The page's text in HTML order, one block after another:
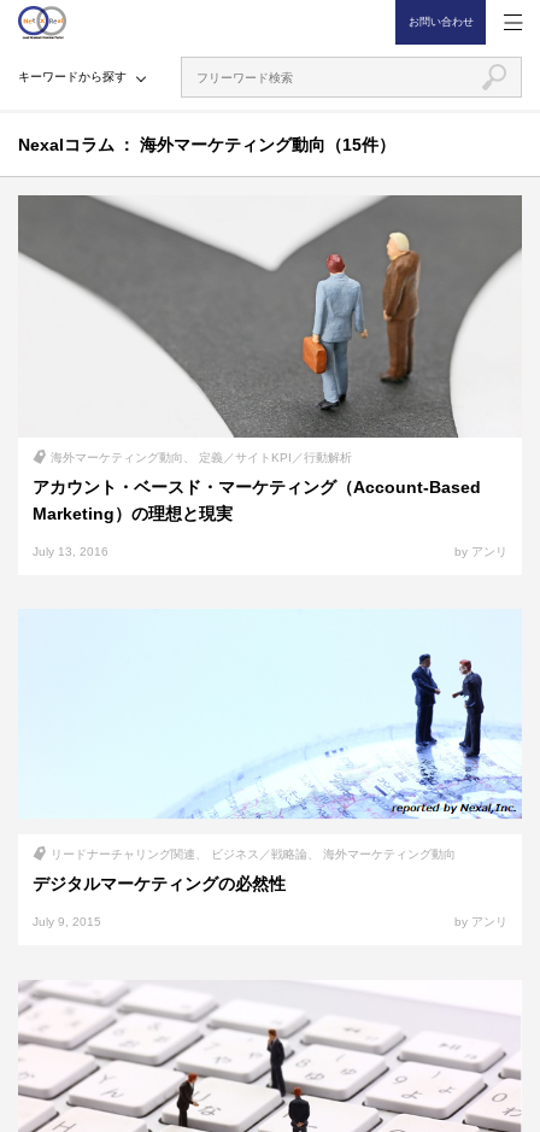
お問い合わせ
Nexalコラム 海外マーケティング動向（15件）
キーワードから探す
海外マーケティング動向 定義／サイトKPI／行動解析
アカウント・ベースド・マーケティング（Account-Based
Marketing）の理想と現実
July 13, 2016 by アンリ
リードナーチャリング関連 ビジネス／戦略論 海外マーケティング動向
デジタルマーケティングの必然性
July 9, 2015 by アンリ